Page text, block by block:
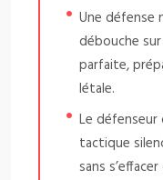
Une défense
débouche
parfaite,
létale.
Le
tactique
sans